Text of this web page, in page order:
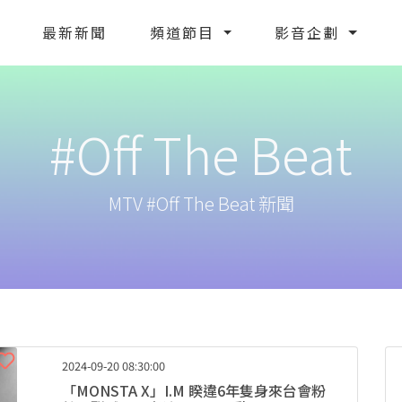
最新新聞 頻道節目 影音企劃
#Off The Beat
MTV #Off The Beat 新聞
2024-09-20 08:30:00
「MONSTA X」I.M 睽違6年隻身來台會粉